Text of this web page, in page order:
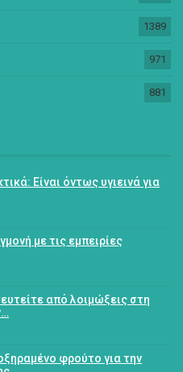
1389
971
881
Είναι όντως υγιεινά για
με τις εμπειρίες
από λοιμώξεις στη
φρούτο για την